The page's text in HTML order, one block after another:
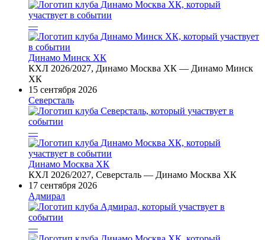
—
Динамо Минск ХК
КХЛ 2026/2027, Динамо Москва ХК — Динамо Минск
ХК
15 сентября 2026
Северсталь
—
Динамо Москва ХК
КХЛ 2026/2027, Северсталь — Динамо Москва ХК
17 сентября 2026
Адмирал
—